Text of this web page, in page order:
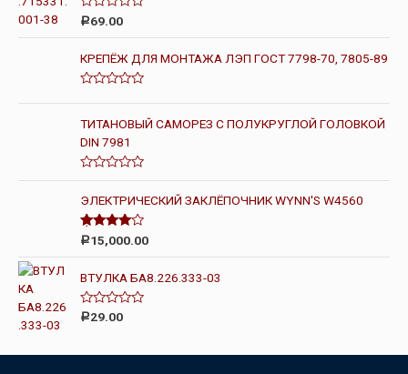
О
н
к
а
и
5
Р69.00
КРЕПЁЖ ДЛЯ МОНТАЖА ЛЭП ГОСТ 7798-70, 7805-89
ц
е
н
к
а
0
и
5
ТИТАНОВЫЙ САМОРЕЗ С ПОЛУКРУГЛОЙ ГОЛОВКОЙ
DIN 7981
О
е
н
к
а
з
5
ЭЛЕКТРИЧЕСКИЙ ЗАКЛЁПОЧНИК WYNN'S W4560
Оценка
из 5
Р15,000.00
ВТУЛКА БА8.226.333-03
О
Р29.00